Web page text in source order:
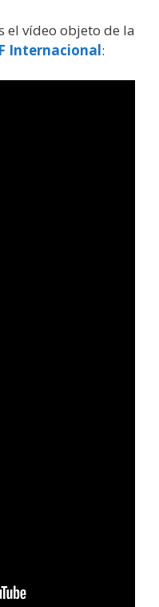
el vídeo objeto de la
Internacional: